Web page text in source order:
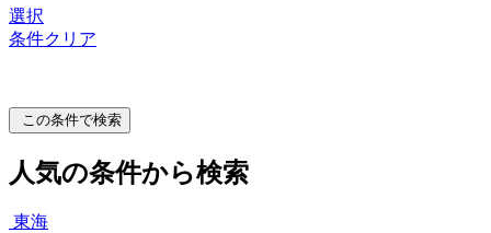
選択
条件クリア
この条件で検索
人気の条件から検索
東海